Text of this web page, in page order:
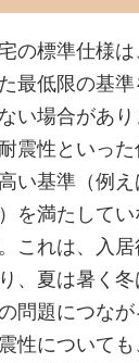
の標準仕様
最低限の基準
い場合があ
震性といっ
い基準（例
を満たして
これは、入
、夏は暑く
問題につな
性について